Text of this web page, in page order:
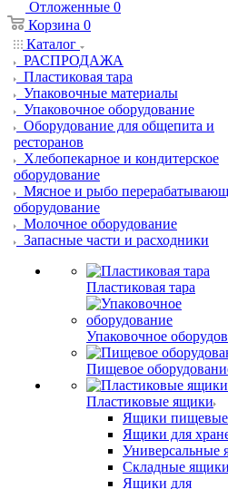
Отложенные 0
Корзина 0
Каталог
РАСПРОДАЖА
Пластиковая тара
Упаковочные материалы
Упаковочное оборудование
Оборудование для общепита и
ресторанов
Хлебопекарное и кондитерское
оборудование
Мясное и рыбо
оборудование
Молочное оборудование
Запасные части и расходники
Пластиковая тара
Упаковочное
Пищевое
Пластиковые ящики
Ящики пищевые
Ящики для
Универсальные
Складные ящики
Ящики для